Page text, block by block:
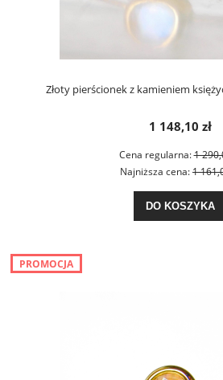
Złoty pierścionek z kamieniem
1 148,10 zł
Cena regularna:1
Najniższa cena:1
DO KOSZYKA
PROMOCJA